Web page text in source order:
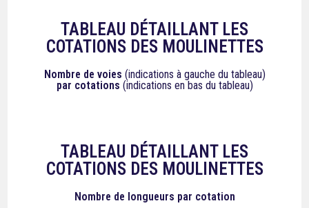
TABLEAU DÉTAILLANT LES
COTATIONS DES MOULINETTES
Nombre de voies (indications à gauche du tableau)
par cotations (indications en bas du tableau)
TABLEAU DÉTAILLANT LES
COTATIONS DES MOULINETTES
Nombre de longueurs par cotation